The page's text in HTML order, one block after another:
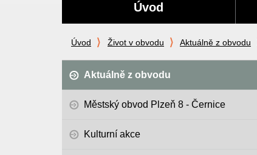
Úvod Život v obvodu Aktuálně z obvodu
Aktuálně z obvodu
Městský obvod Plzeň 8 - Černice
Kulturní akce
Úvod